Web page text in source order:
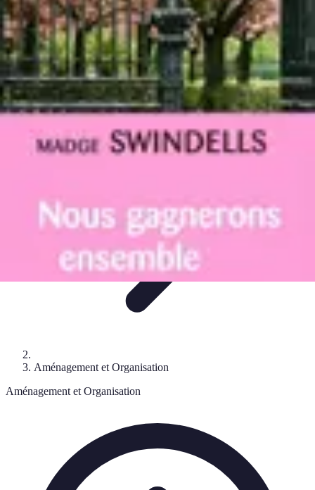
Astuces Pour Tous
ProductivitéOrganisationVie QuotidienneTechnologieAnimaux &
Nature
Astuces Pour Tous
Aménagement et Organisation
Aménagement et Organisation